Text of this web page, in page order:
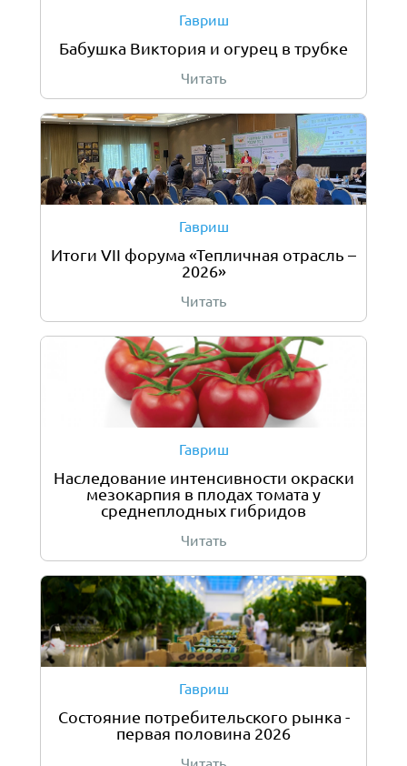
Гавриш
Бабушка Виктория и огурец в трубке
Читать
Гавриш
Итоги VII форума «Тепличная отрасль –
2026»
Читать
Гавриш
Наследование интенсивности окраски
мезокарпия в плодах томата у
среднеплодных гибридов
Читать
Гавриш
Состояние потребительского рынка -
первая половина 2026
Читать